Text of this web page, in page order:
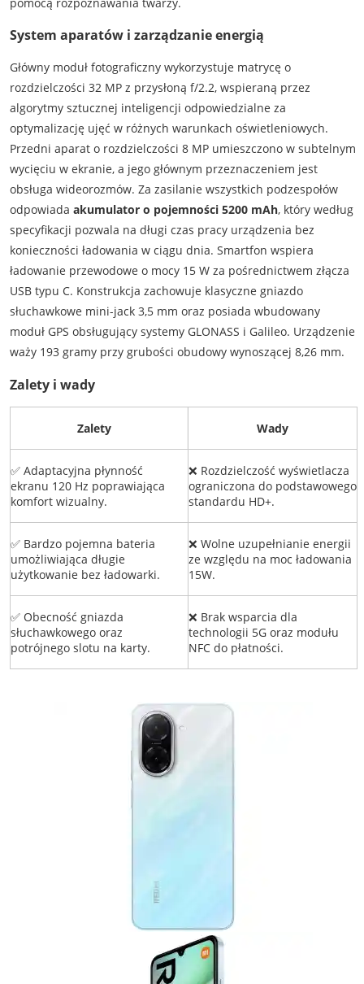
System aparatów i zarządzanie energią
Główny moduł fotograficzny wykorzystuje matrycę o
rozdzielczości 32 MP z przysłoną f/2.2, wspieraną przez
algorytmy sztucznej inteligencji odpowiedzialne za
optymalizację ujęć w różnych warunkach oświetleniowych.
Przedni aparat o rozdzielczości 8 MP umieszczono w subtelnym
wycięciu w ekranie, a jego głównym przeznaczeniem jest
obsługa wideorozmów. Za zasilanie wszystkich podzespołów
odpowiada akumulator o pojemności 5200 mAh, który według
specyfikacji pozwala na długi czas pracy urządzenia bez
konieczności ładowania w ciągu dnia. Smartfon wspiera
ładowanie przewodowe o mocy 15 W za pośrednictwem złącza
USB typu C. Konstrukcja zachowuje klasyczne gniazdo
słuchawkowe mini-jack 3,5 mm oraz posiada wbudowany
moduł GPS obsługujący systemy GLONASS i Galileo. Urządzenie
waży 193 gramy przy grubości obudowy wynoszącej 8,26 mm.
Zalety i wady
Zalety Wady
✅ Adaptacyjna płynność
ekranu 120 Hz poprawiająca
komfort wizualny.
❌ Rozdzielczość wyświetlacza
ograniczona do podstawowego
standardu HD+.
✅ Bardzo pojemna bateria
umożliwiająca długie
użytkowanie bez ładowarki.
❌ Wolne uzupełnianie energii
ze względu na moc ładowania
15W.
✅ Obecność gniazda
słuchawkowego oraz
potrójnego slotu na karty.
❌ Brak wsparcia dla
technologii 5G oraz modułu
NFC do płatności.